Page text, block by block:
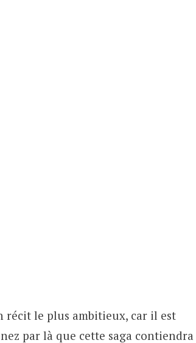
récit le plus ambitieux, car il est
par là que cette saga contiendra